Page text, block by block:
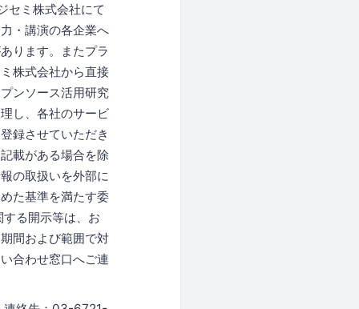
セミ株式会社にて
・講演の各企業へ
ります。またプラ
株式会社から直接
ンソース活用研究
し、各社のサービ
録させていただき
載がある場合を除
の取扱いを外部に
た基準を満たす委
る開示等は、お
間および範囲で対
合わせ窓口へご連